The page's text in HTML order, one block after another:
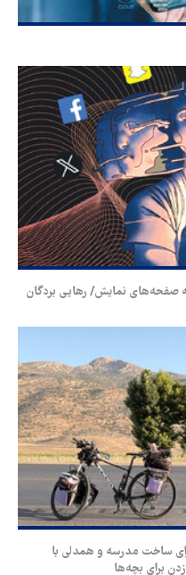
صفحه‌های نمایش/ رهایی بردگان
برای ساخت مدرسه و همدلی با
برای بچه‌ها